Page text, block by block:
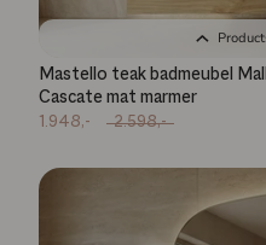
Mastello teak badmeubel
Cascate mat marmer
1.948,- 2.598,-